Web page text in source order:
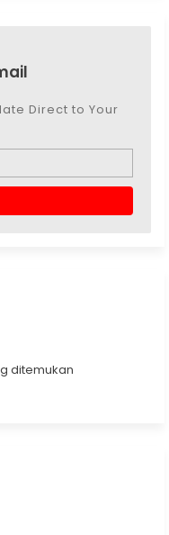
Direct to Your
ditemukan